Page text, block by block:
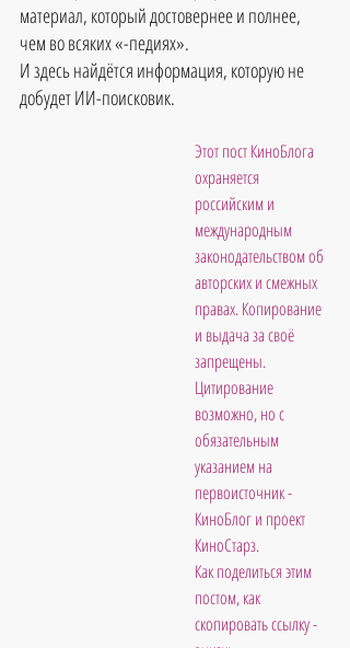
материал, который достовернее и полнее,
чем во всяких «-педиях».
И здесь найдётся информация, которую не
добудет ИИ-поисковик.
Этот пост КиноБлога
охраняется
российским и
международным
законодательством об
авторских и смежных
правах. Копирование
и выдача за своё
запрещены.
Цитирование
возможно, но с
обязательным
указанием на
первоисточник -
КиноБлог и проект
КиноСтарз.
Как поделиться этим
постом, как
скопировать ссылку -